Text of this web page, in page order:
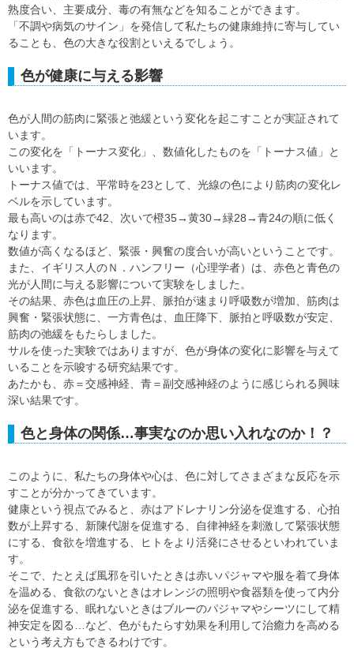
熟度合い、主要成分、毒の有無などを知ることができます。
「不調や病気のサイン」を発信して私たちの健康維持に寄与してい
ることも、色の大きな役割といえるでしょう。
色が健康に与える影響
色が人間の筋肉に緊張と弛緩という変化を起こすことが実証されて
います。
この変化を「トーナス変化」、数値化したものを「トーナス値」と
いいます。
トーナス値では、平常時を23として、光線の色により筋肉の変化レ
ベルを示しています。
最も高いのは赤で42、次いで橙35→黄30→緑28→青24の順に低く
なります。
数値が高くなるほど、緊張・興奮の度合いが高いということです。
また、イギリス人のＮ．ハンフリー（心理学者）は、赤色と青色の
光が人間に与える影響について実験をしました。
その結果、赤色は血圧の上昇、脈拍が速まり呼吸数が増加、筋肉は
興奮・緊張状態に、一方青色は、血圧降下、脈拍と呼吸数が安定、
筋肉の弛緩をもたらしました。
サルを使った実験ではありますが、色が身体の変化に影響を与えて
いることを示唆する研究結果です。
あたかも、赤＝交感神経、青＝副交感神経のように感じられる興味
深い結果です。
色と身体の関係…事実なのか思い入れなのか！？
このように、私たちの身体や心は、色に対してさまざまな反応を示
すことが分かってきています。
健康という視点でみると、赤はアドレナリン分泌を促進する、心拍
数が上昇する、新陳代謝を促進する、自律神経を刺激して緊張状態
にする、食欲を増進する、ヒトをより活発にさせるといわれていま
す。
そこで、たとえば風邪を引いたときは赤いパジャマや服を着て身体
を温める、食欲のないときはオレンジの照明や食器類を使って内分
泌を促進する、眠れないときはブルーのパジャマやシーツにして精
神安定を図る…など、色がもたらす効果を利用して治癒力を高める
という考え方もできるわけです。